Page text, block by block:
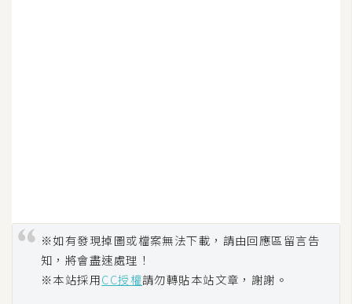
※如有發現掉圖或檔案無法下載，請由回應區留言告
知，將會盡速處理！
※本站採用CC授權請勿轉貼本站文章，謝謝。